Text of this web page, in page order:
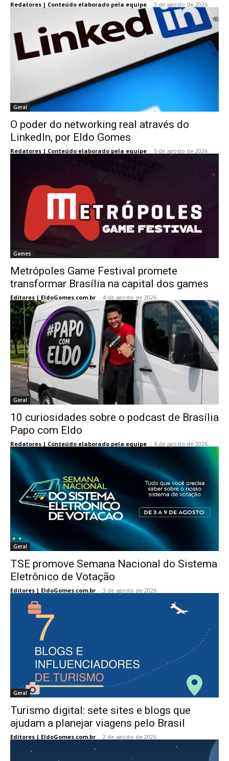
Redatores | Conteúdo elaborado pela equipe - 5 de agosto de 2026
Geral
O poder do networking real através do
LinkedIn, por Eldo Gomes
Redatores | Conteúdo elaborado pela equipe - 5 de agosto de 2026
Games
Metrópoles Game Festival promete
transformar Brasília na capital dos games
Editores | EldoGomes.com.br - 4 de agosto de 2026
Geral
10 curiosidades sobre o podcast de Brasília
Papo com Eldo
Redatores | Conteúdo elaborado pela equipe - 4 de agosto de 2026
Geral
TSE promove Semana Nacional do Sistema
Eletrônico de Votação
Editores | EldoGomes.com.br - 3 de agosto de 2026
Geral
Turismo digital: sete sites e blogs que
ajudam a planejar viagens pelo Brasil
Editores | EldoGomes.com.br - 2 de agosto de 2026